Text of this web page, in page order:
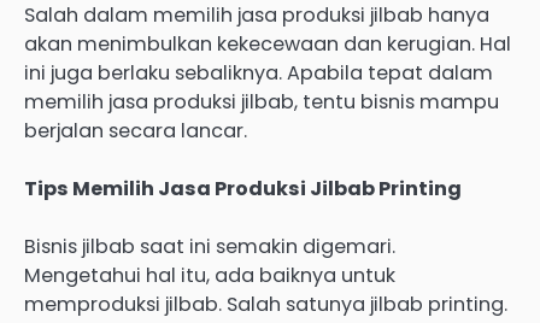
Salah dalam memilih jasa produksi jilbab hanya
akan menimbulkan kekecewaan dan kerugian. Hal
ini juga berlaku sebaliknya. Apabila tepat dalam
memilih jasa produksi jilbab, tentu bisnis mampu
berjalan secara lancar.
Tips Memilih Jasa Produksi Jilbab Printing
Bisnis jilbab saat ini semakin digemari.
Mengetahui hal itu, ada baiknya untuk
memproduksi jilbab. Salah satunya jilbab printing.